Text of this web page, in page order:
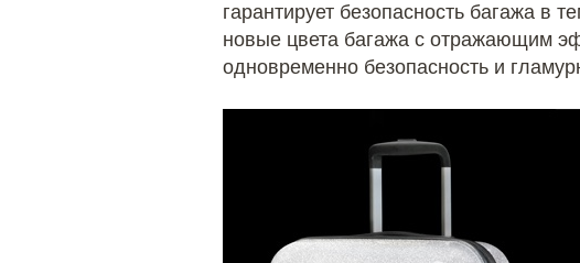
гарантирует безопасность багажа в
новые цвета багажа с отражающим
одновременно безопасность и